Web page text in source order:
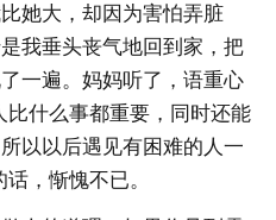
她大，却因为害怕弄脏
我垂头丧气地回到家，把
一遍。妈妈听了，语重心
比什么事都重要，同时还能
以以后遇见有困难的人一
，惭愧不已。